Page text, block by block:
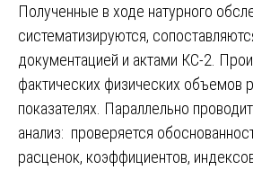
Полученные в ходе натурного
систематизируются,
документацией и актами КС-2.
фактических физических объемов
показателях. Параллельно
анализ: проверяется
расценок, коэффициентов,